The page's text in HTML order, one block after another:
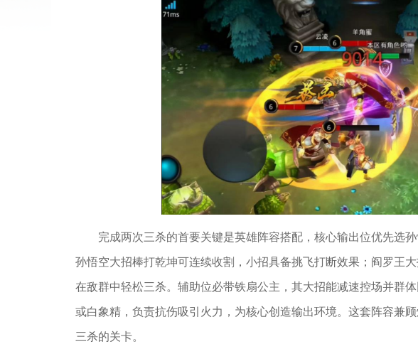
完成两次三杀的首要关键是英雄阵容搭配，核心输出位优先选
孙悟空大招棒打乾坤可连续收割，小招具备挑飞打断效果；阎罗王
在敌群中轻松三杀。辅助位必带铁扇公主，其大招能减速控场并群
或白象精，负责抗伤吸引火力，为核心创造输出环境。这套阵容兼
三杀的关卡。